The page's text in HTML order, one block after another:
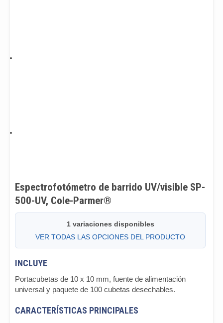
Espectrofotómetro de barrido UV/visible SP-
500-UV, Cole-Parmer®
1 variaciones disponibles
VER TODAS LAS OPCIONES DEL PRODUCTO
INCLUYE
Portacubetas de 10 x 10 mm, fuente de alimentación
universal y paquete de 100 cubetas desechables.
CARACTERÍSTICAS PRINCIPALES